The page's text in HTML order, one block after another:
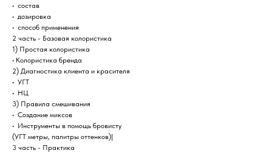
•⁠ ⁠ состав
•⁠ ⁠ дозировка
•⁠ ⁠ способ применения
2 часть - Базовая колористика
1) Простая колористика
•⁠ ⁠Колористика бренда
2) Диагностика клиента и красителя
•⁠ ⁠ УГТ
•⁠ ⁠ НЦ
3) Правила смешивания
•⁠ ⁠ Создание миксов
•⁠ ⁠ Инструменты в помощь бровисту
(УГТ метры, палитры оттенков)|
3 часть - Практика